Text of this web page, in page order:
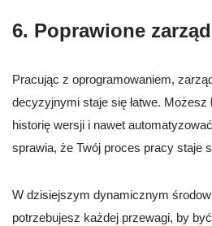
6. Poprawione
Pracując z oprogramowaniem,
decyzyjnymi staje się łatwe. Możesz
historię wersji i nawet
sprawia, że Twój proces pracy staje
W dzisiejszym dynamicznym
potrzebujesz każdej przewagi, by